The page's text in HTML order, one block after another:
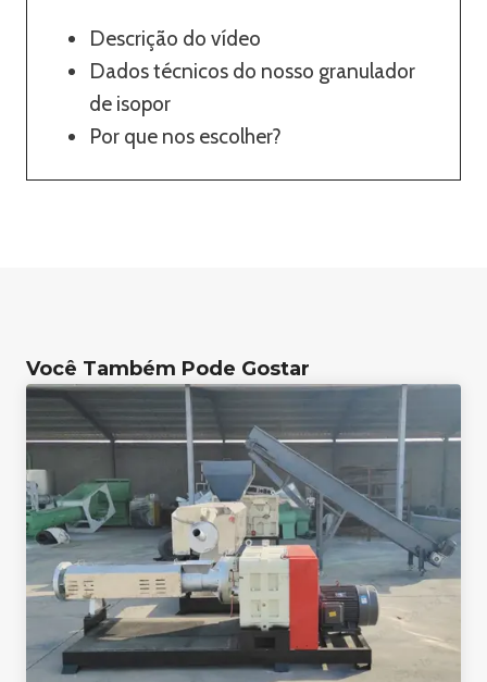
Descrição do vídeo
Dados técnicos do nosso granulador
de isopor
Por que nos escolher?
Você Também Pode Gostar